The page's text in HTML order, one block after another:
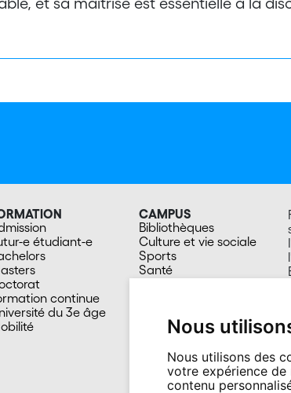
Nous
Nous utilisons des
votre expérience
contenu
e étudiant-e
continue
du 3e âge
CAMPUS
Bibliothèques
Culture et vie sociale
Sports
Santé